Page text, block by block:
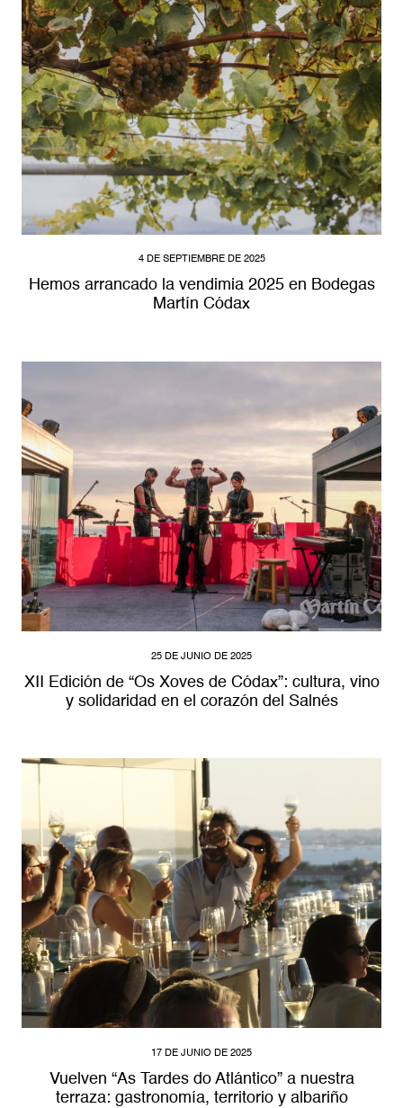
4 DE SEPTIEMBRE DE 2025
Hemos arrancado la vendimia 2025 en Bodegas
Martín Códax
25 DE JUNIO DE 2025
XII Edición de “Os Xoves de Códax”: cultura, vino
y solidaridad en el corazón del Salnés
17 DE JUNIO DE 2025
Vuelven “As Tardes do Atlántico” a nuestra
terraza: gastronomía, territorio y albariño